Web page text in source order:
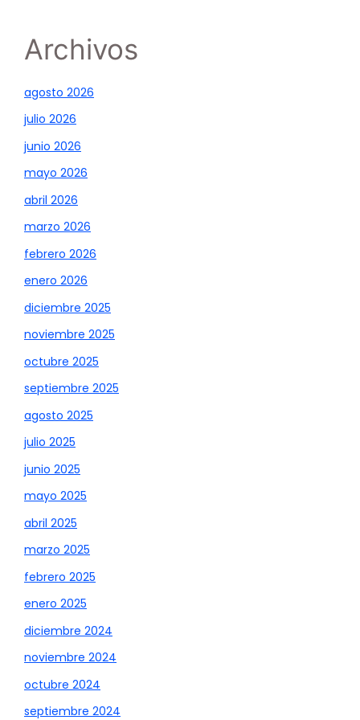
Archivos
agosto 2026
julio 2026
junio 2026
mayo 2026
abril 2026
marzo 2026
febrero 2026
enero 2026
diciembre 2025
noviembre 2025
octubre 2025
septiembre 2025
agosto 2025
julio 2025
junio 2025
mayo 2025
abril 2025
marzo 2025
febrero 2025
enero 2025
diciembre 2024
noviembre 2024
octubre 2024
septiembre 2024